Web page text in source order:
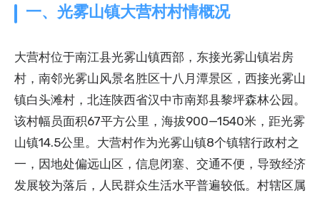
一、光雾山镇大营村村情概况
大营村位于南江县光雾山镇西部，东接光雾山镇岩房
村，南邻光雾山风景名胜区十八月潭景区，西接光雾山
镇白头滩村，北连陕西省汉中市南郑县黎坪森林公园。
该村幅员面积67平方公里，海拔900—1540米，距光雾
山镇14.5公里。大营村作为光雾山镇8个镇辖行政村之
一，因地处偏远山区，信息闭塞、交通不便，导致经济
发展较为落后，人民群众生活水平普遍较低。村辖区属